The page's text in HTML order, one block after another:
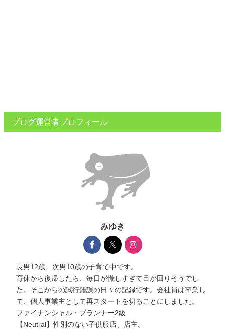
ブログ運営者プロフィール
みゆき
長男12歳、次男10歳の子育て中です。
育休から復帰したら、毎日が慌しすぎて目が回りそうでし
た。そこからの試行錯誤の日々の記録です。会社員は卒業し
て、個人事業主として再スタートを切ることにしました。
ファイナンシャル・プランナー2級
【Neutral】性別のない子供服店、店主。